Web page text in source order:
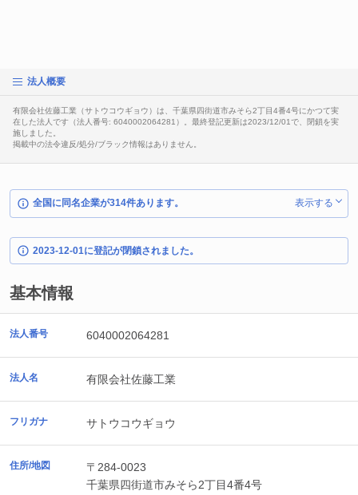
法人概要
有限会社佐藤工業（サトウコウギョウ）は、千葉県四街道市みそら2丁目4番4号にかつて実
在した法人です（法人番号: 6040002064281）。最終登記更新は2023/12/01で、閉鎖を実
施しました。
掲載中の法令違反/処分/ブラック情報はありません。
全国に同名企業が314件あります。 表示する
2023-12-01に登記が閉鎖されました。
基本情報
法人番号 6040002064281
法人名 有限会社佐藤工業
フリガナ サトウコウギョウ
住所/地図
〒284-0023
千葉県四街道市みそら2丁目4番4号